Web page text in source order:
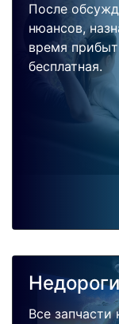
После
нюансов,
время
бесплатная.
Все